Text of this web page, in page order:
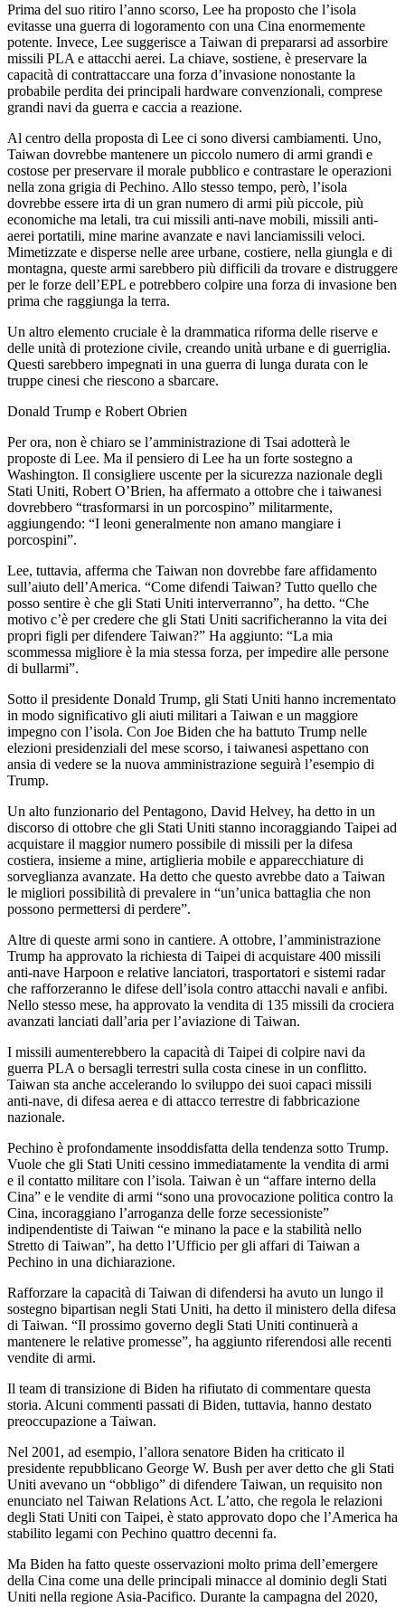
Prima del suo ritiro l’anno scorso, Lee ha proposto che l’isola
evitasse una guerra di logoramento con una Cina enormemente
potente. Invece, Lee suggerisce a Taiwan di prepararsi ad assorbire
missili PLA e attacchi aerei. La chiave, sostiene, è preservare la
capacità di contrattaccare una forza d’invasione nonostante la
probabile perdita dei principali hardware convenzionali, comprese
grandi navi da guerra e caccia a reazione.
Al centro della proposta di Lee ci sono diversi cambiamenti. Uno,
Taiwan dovrebbe mantenere un piccolo numero di armi grandi e
costose per preservare il morale pubblico e contrastare le operazioni
nella zona grigia di Pechino. Allo stesso tempo, però, l’isola
dovrebbe essere irta di un gran numero di armi più piccole, più
economiche ma letali, tra cui missili anti-nave mobili, missili anti-
aerei portatili, mine marine avanzate e navi lanciamissili veloci.
Mimetizzate e disperse nelle aree urbane, costiere, nella giungla e di
montagna, queste armi sarebbero più difficili da trovare e distruggere
per le forze dell’EPL e potrebbero colpire una forza di invasione ben
prima che raggiunga la terra.
Un altro elemento cruciale è la drammatica riforma delle riserve e
delle unità di protezione civile, creando unità urbane e di guerriglia.
Questi sarebbero impegnati in una guerra di lunga durata con le
truppe cinesi che riescono a sbarcare.
Donald Trump e Robert Obrien
Per ora, non è chiaro se l’amministrazione di Tsai adotterà le
proposte di Lee. Ma il pensiero di Lee ha un forte sostegno a
Washington. Il consigliere uscente per la sicurezza nazionale degli
Stati Uniti, Robert O’Brien, ha affermato a ottobre che i taiwanesi
dovrebbero “trasformarsi in un porcospino” militarmente,
aggiungendo: “I leoni generalmente non amano mangiare i
porcospini”.
Lee, tuttavia, afferma che Taiwan non dovrebbe fare affidamento
sull’aiuto dell’America. “Come difendi Taiwan? Tutto quello che
posso sentire è che gli Stati Uniti interverranno”, ha detto. “Che
motivo c’è per credere che gli Stati Uniti sacrificheranno la vita dei
propri figli per difendere Taiwan?” Ha aggiunto: “La mia
scommessa migliore è la mia stessa forza, per impedire alle persone
di bullarmi”.
Sotto il presidente Donald Trump, gli Stati Uniti hanno incrementato
in modo significativo gli aiuti militari a Taiwan e un maggiore
impegno con l’isola. Con Joe Biden che ha battuto Trump nelle
elezioni presidenziali del mese scorso, i taiwanesi aspettano con
ansia di vedere se la nuova amministrazione seguirà l’esempio di
Trump.
Un alto funzionario del Pentagono, David Helvey, ha detto in un
discorso di ottobre che gli Stati Uniti stanno incoraggiando Taipei ad
acquistare il maggior numero possibile di missili per la difesa
costiera, insieme a mine, artiglieria mobile e apparecchiature di
sorveglianza avanzate. Ha detto che questo avrebbe dato a Taiwan
le migliori possibilità di prevalere in “un’unica battaglia che non
possono permettersi di perdere”.
Altre di queste armi sono in cantiere. A ottobre, l’amministrazione
Trump ha approvato la richiesta di Taipei di acquistare 400 missili
anti-nave Harpoon e relative lanciatori, trasportatori e sistemi radar
che rafforzeranno le difese dell’isola contro attacchi navali e anfibi.
Nello stesso mese, ha approvato la vendita di 135 missili da crociera
avanzati lanciati dall’aria per l’aviazione di Taiwan.
I missili aumenterebbero la capacità di Taipei di colpire navi da
guerra PLA o bersagli terrestri sulla costa cinese in un conflitto.
Taiwan sta anche accelerando lo sviluppo dei suoi capaci missili
anti-nave, di difesa aerea e di attacco terrestre di fabbricazione
nazionale.
Pechino è profondamente insoddisfatta della tendenza sotto Trump.
Vuole che gli Stati Uniti cessino immediatamente la vendita di armi
e il contatto militare con l’isola. Taiwan è un “affare interno della
Cina” e le vendite di armi “sono una provocazione politica contro la
Cina, incoraggiano l’arroganza delle forze secessioniste”
indipendentiste di Taiwan “e minano la pace e la stabilità nello
Stretto di Taiwan”, ha detto l’Ufficio per gli affari di Taiwan a
Pechino in una dichiarazione.
Rafforzare la capacità di Taiwan di difendersi ha avuto un lungo il
sostegno bipartisan negli Stati Uniti, ha detto il ministero della difesa
di Taiwan. “Il prossimo governo degli Stati Uniti continuerà a
mantenere le relative promesse”, ha aggiunto riferendosi alle recenti
vendite di armi.
Il team di transizione di Biden ha rifiutato di commentare questa
storia. Alcuni commenti passati di Biden, tuttavia, hanno destato
preoccupazione a Taiwan.
Nel 2001, ad esempio, l’allora senatore Biden ha criticato il
presidente repubblicano George W. Bush per aver detto che gli Stati
Uniti avevano un “obbligo” di difendere Taiwan, un requisito non
enunciato nel Taiwan Relations Act. L’atto, che regola le relazioni
degli Stati Uniti con Taipei, è stato approvato dopo che l’America ha
stabilito legami con Pechino quattro decenni fa.
Ma Biden ha fatto queste osservazioni molto prima dell’emergere
della Cina come una delle principali minacce al dominio degli Stati
Uniti nella regione Asia-Pacifico. Durante la campagna del 2020,